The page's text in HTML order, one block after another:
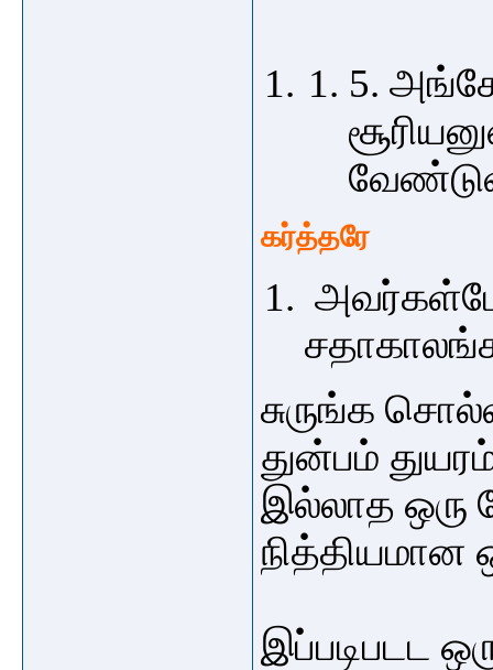
5.
கர்த்தரே
சுருங்க
துன்பம்
இல்லாத ஒரு
நித்தியமான
இப்படிபடட